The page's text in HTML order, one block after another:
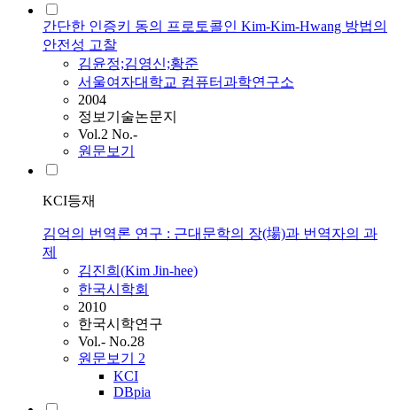
간단한 인증키 동의 프로토콜인 Kim-Kim-Hwang 방법의
안전성 고찰
김윤정;김영신;황준
서울여자대학교 컴퓨터과학연구소
2004
정보기술논문지
Vol.2 No.-
원문보기
KCI등재
김억의 번역론 연구 : 근대문학의 장(場)과 번역자의 과
제
김진희(Kim Jin-hee)
한국시학회
2010
한국시학연구
Vol.- No.28
원문보기 2
KCI
DBpia